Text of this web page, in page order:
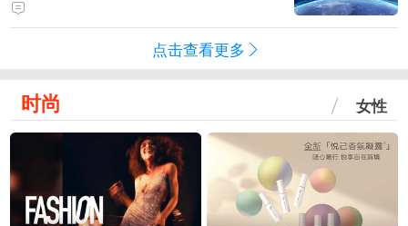
点击查看更多
时尚 女性